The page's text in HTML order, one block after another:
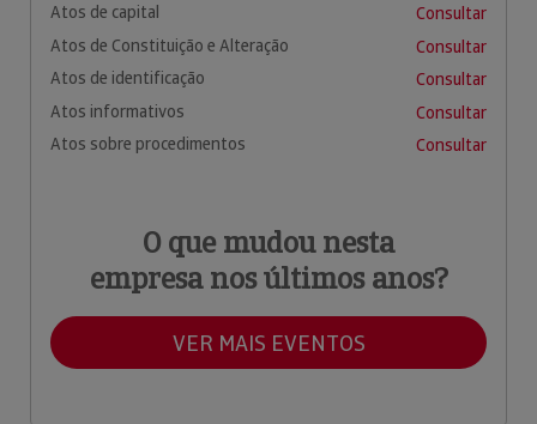
Atos de capital
Consultar
Atos de Constituição e Alteração
Consultar
Atos de identificação
Consultar
Atos informativos
Consultar
Atos sobre procedimentos
Consultar
O que mudou nesta
empresa nos últimos anos?
VER MAIS EVENTOS